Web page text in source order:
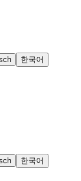
한국어
한국어